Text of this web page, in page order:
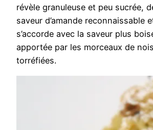
révèle granuleuse et peu sucrée,
saveur d’amande reconnaissable
s’accorde avec la saveur plus
apportée par les morceaux de
torréfiées.